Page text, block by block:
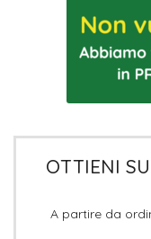
OTTIENI
A partire da